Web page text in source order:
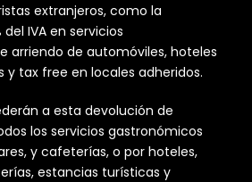
extranjeros, como la
IVA en servicios
arriendo de automóviles, hoteles
y tax free en locales adheridos.
a esta devolución de
los servicios gastronómicos
y cafeterías, o por hoteles,
estancias turísticas y